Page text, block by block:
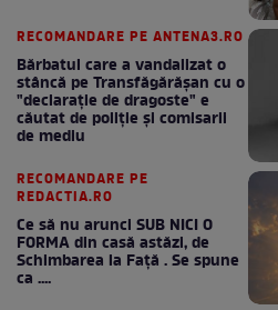
RECOMANDARE PE ANTENA3.RO
Bărbatul care a vandalizat o
stâncă pe Transfăgărășan cu o
"declaraţie de dragoste" e
căutat de poliție și comisarii
de mediu
RECOMANDARE PE
REDACTIA.RO
Ce să nu arunci SUB NICI O
FORMA din casă astăzi, de
Schimbarea la Față . Se spune
ca ....